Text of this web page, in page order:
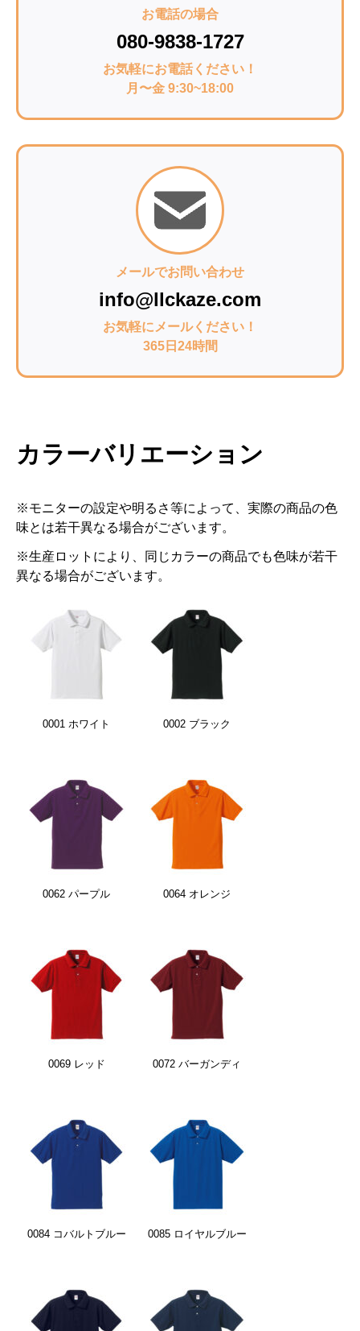
お電話の場合
080-9838-1727
お気軽にお電話ください！
月〜金 9:30~18:00
メールでお問い合わせ
info@llckaze.com
お気軽にメールください！
365日24時間
カラーバリエーション
※モニターの設定や明るさ等によって、実際の商品の色
味とは若干異なる場合がございます。
※生産ロットにより、同じカラーの商品でも色味が若干
異なる場合がございます。
0001 ホワイト 0002 ブラック
0062 パープル 0064 オレンジ
0069 レッド 0072 バーガンディ
0084 コバルトブルー 0085 ロイヤルブルー